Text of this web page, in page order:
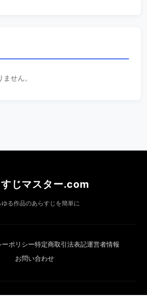
せん。
じマスター.com
ゆる作品のあらすじを簡単に
ーポリシー特定商取引法表記運営者情報
お問い合わせ